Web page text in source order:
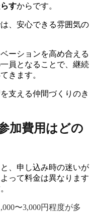
すからです。
、安心できる雰囲気の
ーションを高め合える
員となることで、継続
きます。
支える仲間づくりのき
加費用はどの
、申し込み時の迷いが
って料金は異なります
〜3,000円程度が多